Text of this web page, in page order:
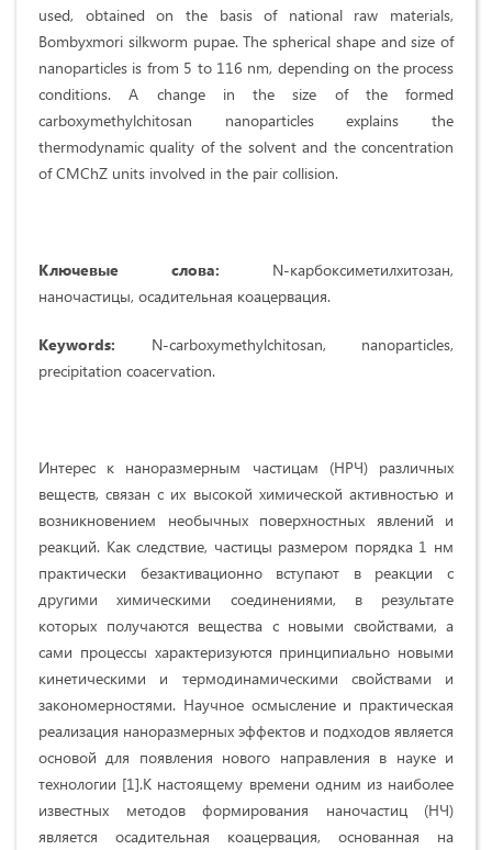
used, obtained on the basis of national raw materials,
Bombyxmori silkworm pupae. The spherical shape and size of
nanoparticles is from 5 to 116 nm, depending on the process
conditions. A change in the size of the formed
carboxymethylchitosan nanoparticles explains the
thermodynamic quality of the solvent and the concentration
of CMChZ units involved in the pair collision.
Ключевые слова: N-карбоксиметилхитозан,
наночастицы, осадительная коацервация.
Keywords: N-carboxymethylchitosan, nanoparticles,
precipitation coacervation.
Интерес к наноразмерным частицам (НРЧ) различных
веществ, связан с их высокой химической активностью и
возникновением необычных поверхностных явлений и
реакций. Как следствие, частицы размером порядка 1 нм
практически безактивационно вступают в реакции с
другими химическими соединениями, в результате
которых получаются вещества с новыми свойствами, а
сами процессы характеризуются принципиально новыми
кинетическими и термодинамическими свойствами и
закономерностями. Научное осмысление и практическая
реализация наноразмерных эффектов и подходов является
основой для появления нового направления в науке и
технологии [1].К настоящему времени одним из наиболее
известных методов формирования наночастиц (НЧ)
является осадительная коацервация, основанная на